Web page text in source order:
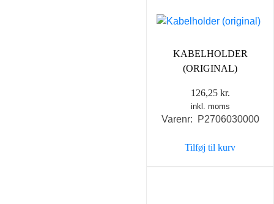
KABELHOLDER
(ORIGINAL)
126,25 kr.
inkl. moms
Varenr: P2706030000
Tilføj til kurv